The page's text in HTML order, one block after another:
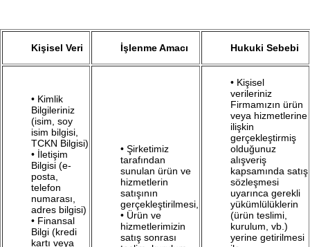
Kişisel Veri İşlenme Amacı Hukuki Sebebi
• Kimlik
Bilgileriniz
(isim, soy
isim bilgisi,
TCKN Bilgisi)
• İletişim
Bilgisi (e-
posta,
telefon
numarası,
adres bilgisi)
• Finansal
Bilgi (kredi
kartı veya
• Şirketimiz
tarafından
sunulan ürün ve
hizmetlerin
satışının
gerçekleştirilmesi,
• Ürün ve
hizmetlerimizin
satış sonrası
• Kişisel
verileriniz
Firmamızın ürün
veya hizmetlerine
ilişkin
gerçekleştirmiş
olduğunuz
alışveriş
kapsamında satış
sözleşmesi
uyarınca gerekli
yükümlülüklerin
(ürün teslimi,
kurulum, vb.)
yerine getirilmesi